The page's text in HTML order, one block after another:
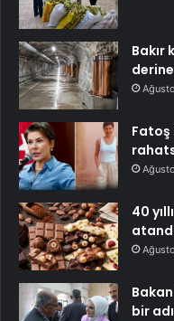
Fatoş
40
bir